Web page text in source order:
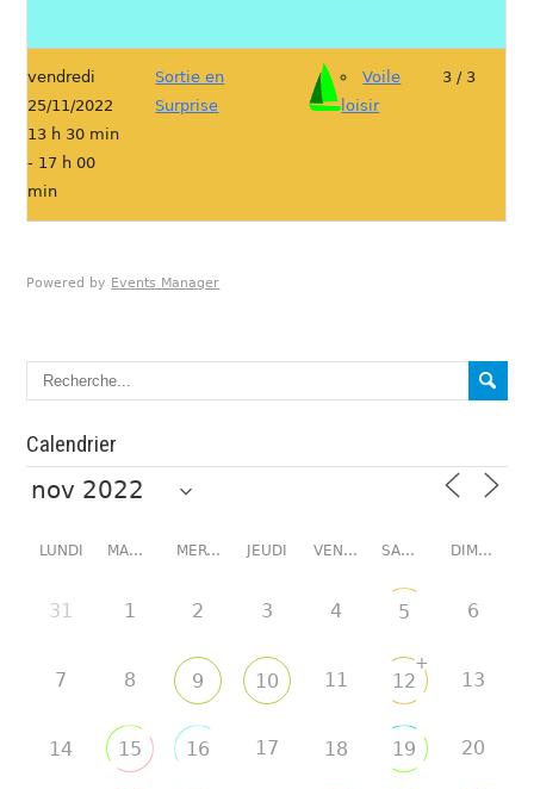
vendredi
25/11/2022
13 h 30 min
- 17 h 00
min
Sortie en
Surprise
Voile
loisir
3 / 3
Powered by Events Manager
Calendrier
LUNDI MARDI MERCREDI JEUDI VENDREDI SAMEDI DIMANCHE
31 1 2 3 4 5 6
7 8 9 10 11 12
+
13
14 15 16 17 18 19 20